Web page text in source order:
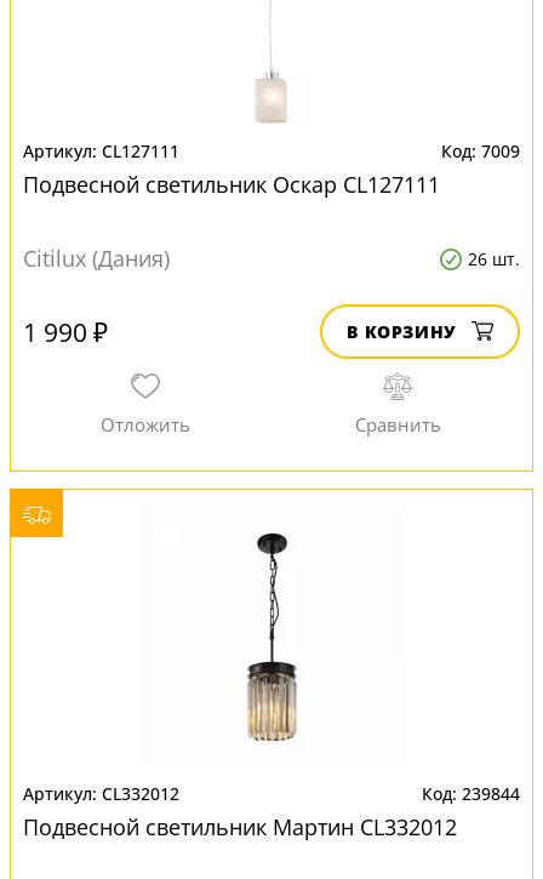
CL127111 7009
Подвесной светильник Оскар CL127111
Citilux (Дания) 26 шт.
1 990 ₽ В КОРЗИНУ
CL332012 239844
Подвесной светильник Мартин CL332012